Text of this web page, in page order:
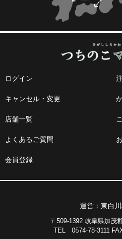
ログイン
キャンセル・変更
店舗一覧
よくあるご質問
会員登録
運営：東白
〒509-1392 岐阜県加茂
TEL 0574-78-3111